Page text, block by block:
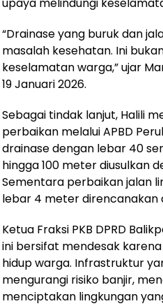
“Drainase yang buruk dan
masalah kesehatan. Ini
keselamatan warga,” ujar
19 Januari 2026.
Sebagai tindak lanjut, Halili
perbaikan melalui APBD
drainase dengan lebar 40
hingga 100 meter diusulkan
Sementara perbaikan jalan
lebar 4 meter direncanakan
Ketua Fraksi PKB DPRD
ini bersifat mendesak
hidup warga. Infrastruktur
mengurangi risiko banjir,
menciptakan lingkungan